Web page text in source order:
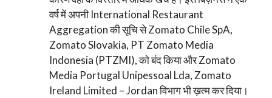
वर्ष में अपनी International Restaurant
Aggregation की सूचि से Zomato Chile SpA,
Zomato Slovakia, PT Zomato Media
Indonesia (PTZMI), को बंद किया और Zomato
Media Portugal Unipessoal Lda, Zomato
Ireland Limited – Jordan विभाग भी ख़त्म कर दिया।